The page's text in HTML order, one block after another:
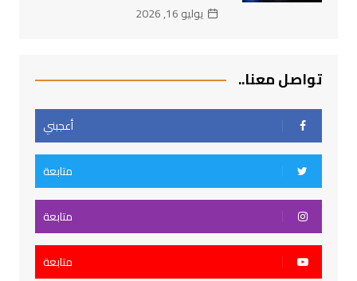
يوليو 16, 2026
تواصل معنا..
أعجبني
متابعة
متابعة
متابعة